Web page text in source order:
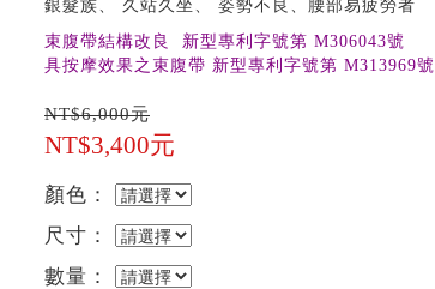
銀髮族、 久站久坐、 姿勢不良、腰部易疲勞者
束腹帶結構改良 新型專利字號第 M306043號
具按摩效果之束腹帶 新型專利字號第 M313969號
NT$6,000元
NT$3,400元
顏色：
尺寸：
數量：